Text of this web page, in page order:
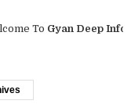
ToGyan Deep Info”DPI